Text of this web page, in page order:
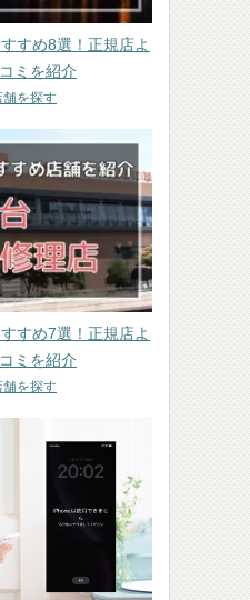
すめ8選！正規店よ
ミを紹介
舗を探す
すめ7選！正規店よ
ミを紹介
舗を探す